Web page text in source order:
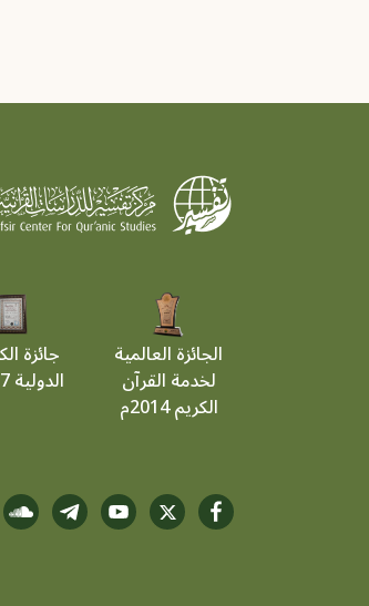
الجائزة العالمية
لخدمة القرآن
الكريم 2014م
جائزة
الدولية 2017م